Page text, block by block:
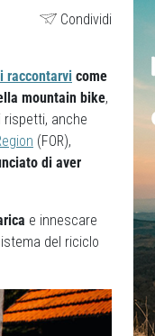
Condividi
raccontarvi come
mountain bike,
rispetti, anche
(FOR),
di aver
e innescare
del riciclo